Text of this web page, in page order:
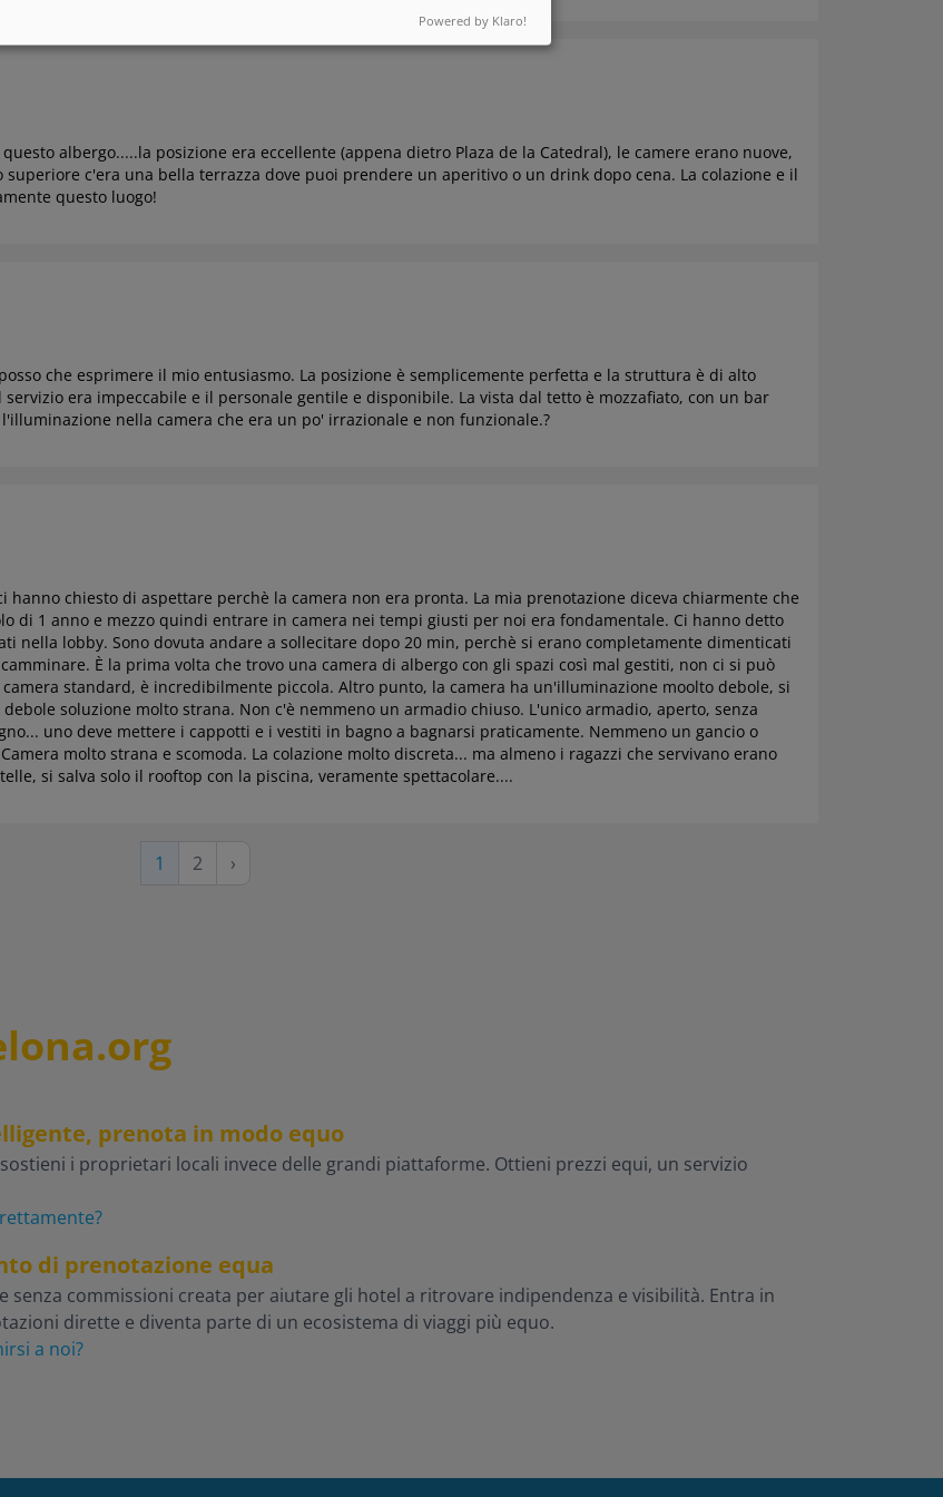
albergo.....la posizione era eccellente (appena dietro Plaza de la Catedral), le camere erano nuove,
c'era una bella terrazza dove puoi prendere un aperitivo o un drink dopo cena. La colazione e il
questo luogo!
che esprimere il mio entusiasmo. La posizione è semplicemente perfetta e la struttura è di alto
servizio era impeccabile e il personale gentile e disponibile. La vista dal tetto è mozzafiato, con un bar
nella camera che era un po' irrazionale e non funzionale.?
chiesto di aspettare perchè la camera non era pronta. La mia prenotazione diceva chiarmente che
di 1 anno e mezzo quindi entrare in camera nei tempi giusti per noi era fondamentale. Ci hanno detto
nella lobby. Sono dovuta andare a sollecitare dopo 20 min, perchè si erano completamente dimenticati
È la prima volta che trovo una camera di albergo con gli spazi così mal gestiti, non ci si può
standard, è incredibilmente piccola. Altro punto, la camera ha un'illuminazione moolto debole, si
soluzione molto strana. Non c'è nemmeno un armadio chiuso. L'unico armadio, aperto, senza
uno deve mettere i cappotti e i vestiti in bagno a bagnarsi praticamente. Nemmeno un gancio o
molto strana e scomoda. La colazione molto discreta... ma almeno i ragazzi che servivano erano
si salva solo il rooftop con la piscina, veramente spettacolare....
Pagina
1 Pagina
2
Pagina
›
prenota in modo equo
i proprietari locali invece delle grandi piattaforme. Ottieni prezzi equi, un servizio
di prenotazione equa
senza commissioni creata per aiutare gli hotel a ritrovare indipendenza e visibilità. Entra in
dirette e diventa parte di un ecosistema di viaggi più equo.
a noi?
Powered by Klaro!